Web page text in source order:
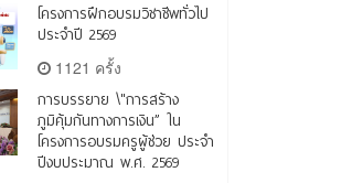
โครงการฝึกอบรมวิชาชีพทั่วไป
ประจำปี 2569
1121 ครั้ง
การบรรยาย \"การสร้าง
ภูมิคุ้มกันทางการเงิน” ใน
โครงการอบรมครูผู้ช่วย ประจำ
ปีงบประมาณ พ.ศ. 2569